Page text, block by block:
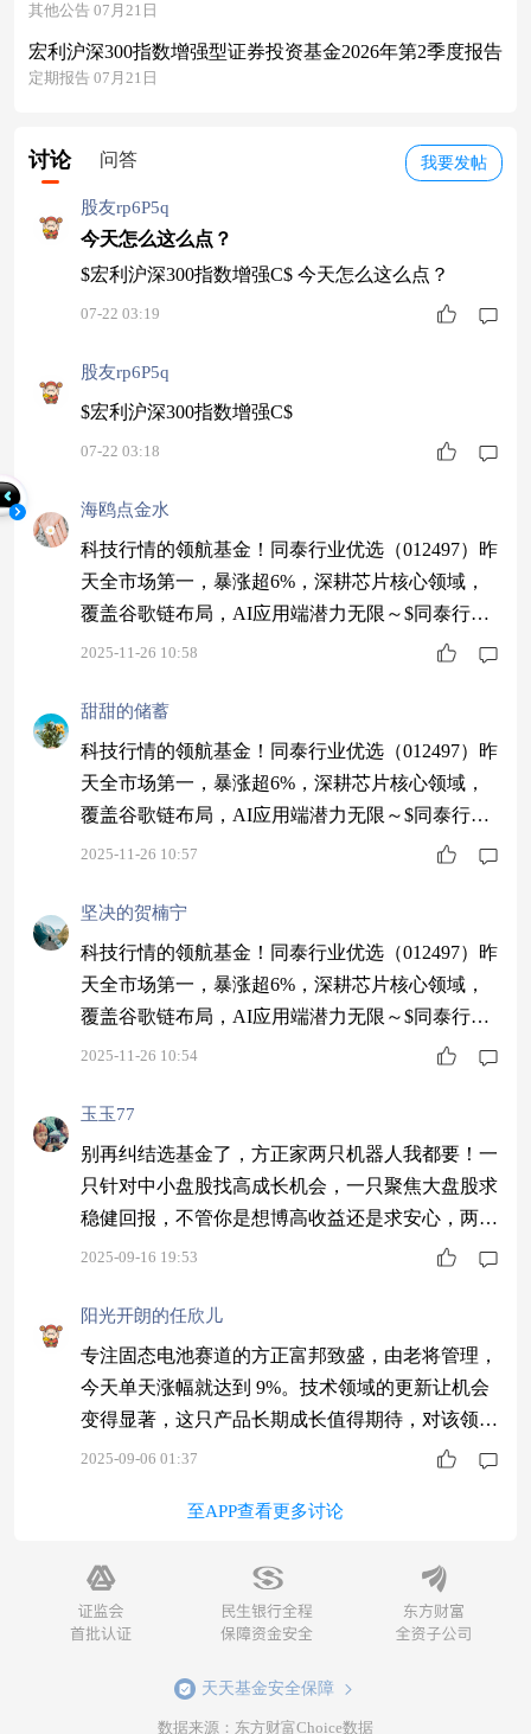
其他公告 07月21日
宏利沪深300指数增强型证券投资基金2026年第2季度报告
定期报告 07月21日
我要发帖
讨论 问答
股友rp6P5q
今天怎么这么点？
$宏利沪深300指数增强C$ 今天怎么这么点？
07-22 03:19
股友rp6P5q
$宏利沪深300指数增强C$
07-22 03:18
海鸥点金水
科技行情的领航基金！同泰行业优选（012497）昨
天全市场第一，暴涨超6%，深耕芯片核心领域，
覆盖谷歌链布局，AI应用端潜力无限～$同泰行业
优选股票C$ #3800点的A股值得加仓吗？#
2025-11-26 10:58
甜甜的储蓄
科技行情的领航基金！同泰行业优选（012497）昨
天全市场第一，暴涨超6%，深耕芯片核心领域，
覆盖谷歌链布局，AI应用端潜力无限～$同泰行业
优选股票C$ #3800点的A股值得加仓吗？#
2025-11-26 10:57
坚决的贺楠宁
科技行情的领航基金！同泰行业优选（012497）昨
天全市场第一，暴涨超6%，深耕芯片核心领域，
覆盖谷歌链布局，AI应用端潜力无限～$同泰行业
优选股票C$ #3800点的A股值得加仓吗？#
2025-11-26 10:54
玉玉77
别再纠结选基金了，方正家两只机器人我都要！一
只针对中小盘股找高成长机会，一只聚焦大盘股求
稳健回报，不管你是想博高收益还是求安心，两只
方正机器人都能满足，搭配着投不用怕市场切换，
8%， $汇添富中证电池主题ETF发起式联接C$ 估
值+0.99%， $农银中证新华社民族品牌指数$ 估值
+0.09%。
2025-09-16 19:53
阳光开朗的任欣儿
专注固态电池赛道的方正富邦致盛，由老将管理，
今天单天涨幅就达到 9%。技术领域的更新让机会
变得显著，这只产品长期成长值得期待，对该领域
看好的可以多留意它的动态。
2025-09-06 01:37
至APP查看更多讨论
天天基金安全保障
数据来源：东方财富Choice数据